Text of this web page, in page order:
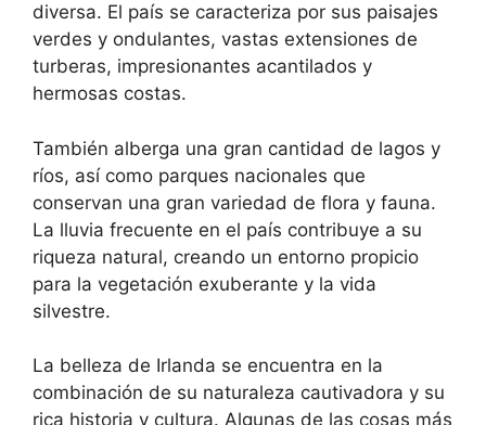
diversa. El país se caracteriza por sus paisajes
verdes y ondulantes, vastas extensiones de
turberas, impresionantes acantilados y
hermosas costas.
También alberga una gran cantidad de lagos y
ríos, así como parques nacionales que
conservan una gran variedad de flora y fauna.
La lluvia frecuente en el país contribuye a su
riqueza natural, creando un entorno propicio
para la vegetación exuberante y la vida
silvestre.
La belleza de Irlanda se encuentra en la
combinación de su naturaleza cautivadora y su
rica historia y cultura. Algunas de las cosas más